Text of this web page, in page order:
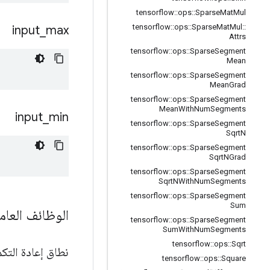
tensorflow::ops::SparseMatMul
tensorflow::ops::SparseMatMul ::
Attrs
tensorflow::ops::SparseSegment
Mean
tensorflow::ops::SparseSegment
MeanGrad
tensorflow::ops::SparseSegment
MeanWithNumSegments
tensorflow::ops::SparseSegment
SqrtN
tensorflow::ops::SparseSegment
SqrtNGrad
tensorflow::ops::SparseSegment
SqrtNWithNumSegments
tensorflow::ops::SparseSegment
Sum
tensorflow::ops::SparseSegment
SumWithNumSegments
tensorflow::ops::Sqrt
tensorflow::ops::Square
input max
input min
الوظائف
نطاق إعادة